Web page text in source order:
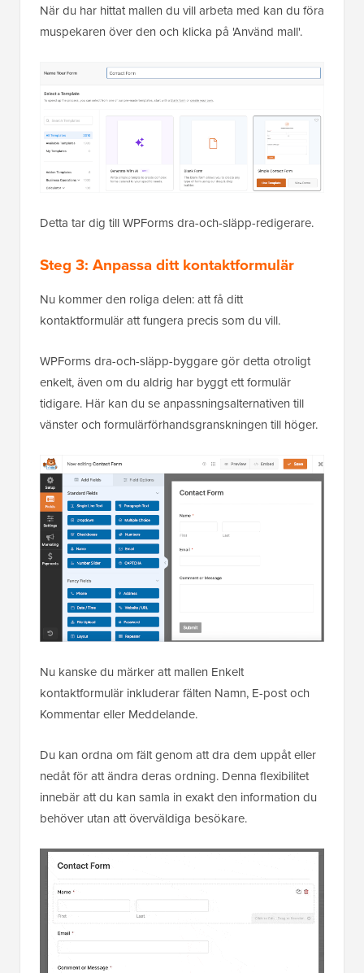
När du har hittat mallen du vill arbeta med kan du föra
muspekaren över den och klicka på 'Använd mall'.
Detta tar dig till WPForms dra-och-släpp-redigerare.
Steg 3: Anpassa ditt kontaktformulär
Nu kommer den roliga delen: att få ditt
kontaktformulär att fungera precis som du vill.
WPForms dra-och-släpp-byggare gör detta otroligt
enkelt, även om du aldrig har byggt ett formulär
tidigare. Här kan du se anpassningsalternativen till
vänster och formulärförhandsgranskningen till höger.
Nu kanske du märker att mallen Enkelt
kontaktformulär inkluderar fälten Namn, E-post och
Kommentar eller Meddelande.
Du kan ordna om fält genom att dra dem uppåt eller
nedåt för att ändra deras ordning. Denna flexibilitet
innebär att du kan samla in exakt den information du
behöver utan att överväldiga besökare.